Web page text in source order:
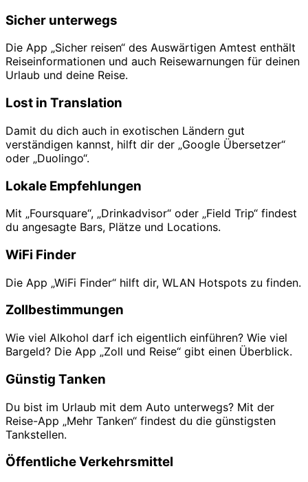
Sicher unterwegs
Die App „Sicher reisen“ des Auswärtigen Amtest enthält
Reiseinformationen und auch Reisewarnungen für deinen
Urlaub und deine Reise.
Lost in Translation
Damit du dich auch in exotischen Ländern gut
verständigen kannst, hilft dir der „Google Übersetzer“
oder „Duolingo“.
Lokale Empfehlungen
Mit „Foursquare“, „Drinkadvisor“ oder „Field Trip“ findest
du angesagte Bars, Plätze und Locations.
WiFi Finder
Die App „WiFi Finder“ hilft dir, WLAN Hotspots zu finden.
Zollbestimmungen
Wie viel Alkohol darf ich eigentlich einführen? Wie viel
Bargeld? Die App „Zoll und Reise“ gibt einen Überblick.
Günstig Tanken
Du bist im Urlaub mit dem Auto unterwegs? Mit der
Reise-App „Mehr Tanken“ findest du die günstigsten
Tankstellen.
Öffentliche Verkehrsmittel